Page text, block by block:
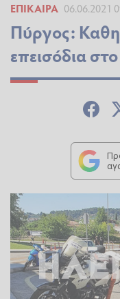
ΕΠΊΚΑΙΡΑ 06.06.2021
Πύργος:
επεισόδια